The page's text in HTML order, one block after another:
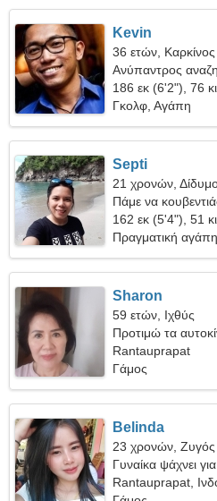
Kevin
36 ετών, Καρκίνος
Ανύπαντρος
186 εκ (6'2"), 76
Γκολφ, Αγάπη
Septi
21 χρονών,
Πάμε να
162 εκ (5'4"), 51
Πραγματική αγάπη
Sharon
59 ετών, Ιχθύς
Προτιμώ τα
Rantauprapat
Γάμος
Belinda
23 χρονών, Ζυγός
Γυναίκα ψάχνει
Rantauprapat,